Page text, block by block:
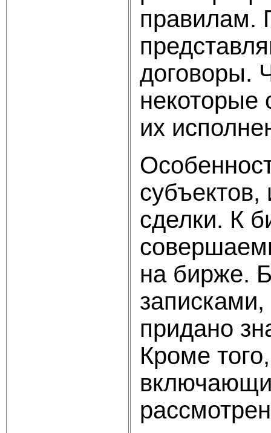
правилам.
договоры.
некоторые
их
сделки. К
на бирже.
придано
Кроме